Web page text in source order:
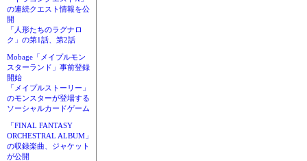
の連続クエスト情報を公
開
「人形たちのラグナロ
ク」の第1話、第2話
Mobage「メイプルモン
スターランド」事前登録
開始
「メイプルストーリー」
のモンスターが登場する
ソーシャルカードゲーム
「FINAL FANTASY
ORCHESTRAL ALBUM」
の収録楽曲、ジャケット
が公開